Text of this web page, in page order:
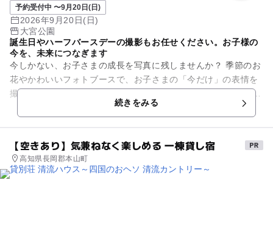
予約受付中 〜9月20日(日)
2026年9月20日(日)
大宮公園
誕生日やハーフバースデーの撮影もお任せください。お子様の
今を、未来につなぎます
今しかない、お子さまの成長を写真に残しませんか？ 季節のお
花やかわいいフォトブースで、お子さまの「今だけ」の表情を
撮影します。 今回はの秋のアンティークフォトブースで開催い
続きをみる
【空きあり】気兼ねなく楽しめる 一棟貸し宿
高知県長岡郡本山町